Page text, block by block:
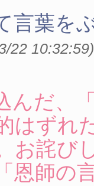
言葉を
22 10:32:59)
んだ、
はずれ
お詫び
恩師の